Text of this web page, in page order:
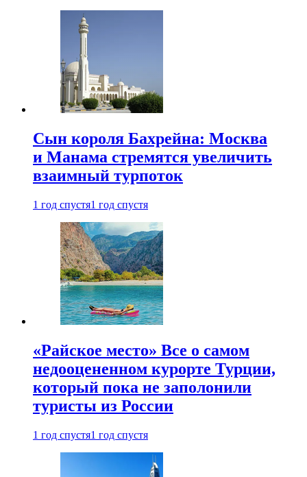
Сын короля Бахрейна: Москва
и Манама стремятся увеличить
взаимный турпоток
1 год спустя1 год спустя
«Райское место» Все о самом
недооцененном курорте Турции,
который пока не заполонили
туристы из России
1 год спустя1 год спустя